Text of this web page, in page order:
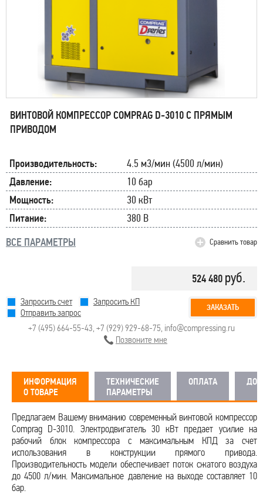
ВИНТОВОЙ КОМПРЕССОР COMPRAG D-3010 С ПРЯМЫМ
ПРИВОДОМ
Производительность:
4.5 м3/мин (4500 л/мин)
Давление:
10 бар
Мощность:
30 кВт
Питание:
380 В
ВСЕ ПАРАМЕТРЫ
Сравнить товар
524 480 руб.
Запросить счет
Запросить КП
Отправить запрос
ЗАКАЗАТЬ
+7 (495) 664-55-43 +7 (929) 929-68-75 info@compressing.ru
Позвоните мне
ИНФОРМАЦИЯ
О ТОВАРЕ
ТЕХНИЧЕСКИЕ
ПАРАМЕТРЫ
ОПЛАТА
Предлагаем Вашему вниманию современный винтовой компрессор
Comprag D-3010. Электродвигатель 30 кВт предает усилие на
рабочий блок компрессора с максимальным КПД за счет
использования в конструкции прямого привода.
Производительность модели обеспечивает поток сжатого воздуха
до 4500 л/мин. Максимальное давление на выходе составляет 10
бар.